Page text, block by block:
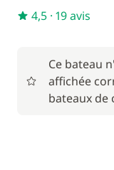
4,5 · 19 avis
Ce bateau
affichée
bateaux de